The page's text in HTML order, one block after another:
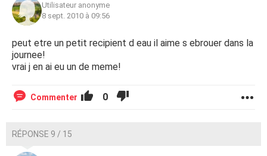
Utilisateur anonyme
8 sept. 2010 à 09:56
peut etre un petit recipient d eau il aime s ebrouer dans la
journee!
vrai j en ai eu un de meme!
Commenter 0
RÉPONSE 9 / 15